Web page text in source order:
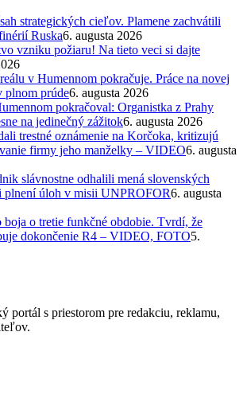
strategických cieľov. Plamene zachvátili
Ruska6. augusta 2026
vzniku požiaru! Na tieto veci si dajte
v Humennom pokračuje. Práce na novej
plnom prúde6. augusta 2026
pokračoval: Organistka z Prahy
na jedinečný zážitok6. augusta 2026
trestné oznámenie na Korčoka, kritizujú
firmy jeho manželky – VIDEO6. augusta
slávnostne odhalili mená slovenských
plnení úloh v misii UNPROFOR6. augusta
o tretie funkčné obdobie. Tvrdí, že
dokončenie R4 – VIDEO, FOTO5.
portál s priestorom pre redakciu, reklamu,